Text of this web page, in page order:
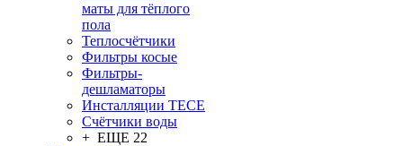
маты для тёплого
пола
Теплосчётчики
Фильтры косые
Фильтры-
дешламаторы
Инсталляции TECE
Счётчики воды
+ ЕЩЕ 22